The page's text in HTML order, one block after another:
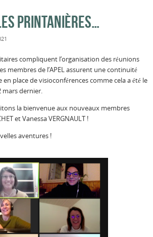
PRINTANIÈRES…
compliquent l’organisation des réunions
membres de l’APEL assurent une continuité
en place de visioconférences comme cela a été le
mars dernier.
la bienvenue aux nouveaux membres
et Vanessa VERGNAULT !
aventures !